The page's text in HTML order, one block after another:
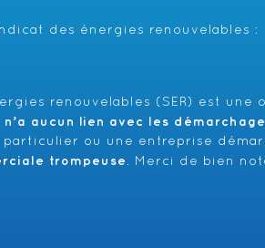
des énergies renouvelables :
renouvelables (SER) est
n’a aucun lien avec les
ou une entreprise
trompeuse . Merci de bien